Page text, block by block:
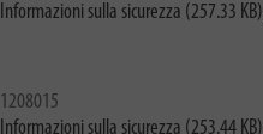
Informazioni sulla sicurezza (257.33 KB)
1208015
Informazioni sulla sicurezza (253.44 KB)